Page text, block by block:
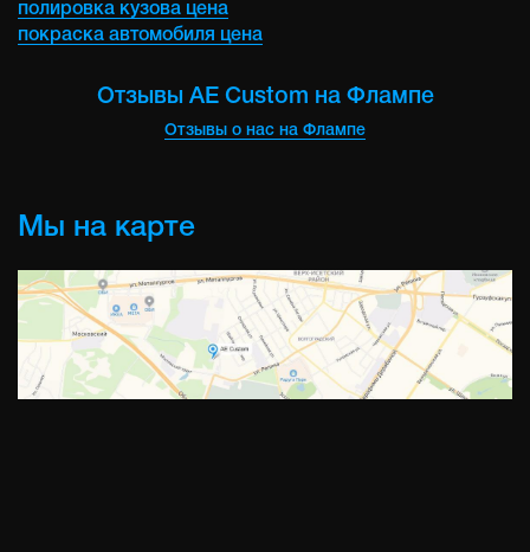
полировка кузова цена
покраска автомобиля цена
Отзывы AE Custom на Флампе
Отзывы о нас на Флампе
Мы на карте